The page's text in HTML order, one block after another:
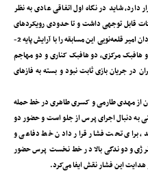
116 رنکینگ فیفا قرار دارد، شاید در نگاه اول اتفاقی عادی به نظر
قابل توجهی داشت و تا حدودی رویکردهای
جدید کادر فنی تیم ملی را به نمایش گذاشت. شاگردان امیر قلعه‌نویی این مسابقه را با آرایش پایه 2-
‌هافبک مرکزی، دو‌ هافبک کناری و دو مهاجم
در جریان بازی ثابت نبود و بسته به فازهای
از مهدی طارمی و کسری طاهری در خط حمله
به دنبال اجرای پرس از جلو است و حضور دو
برای تحت فشار قرار دادن خط دفاعی و
و دوندگی بالا در خط نخست پرس حضور
این فشار نقش ایفا می‌کرد.